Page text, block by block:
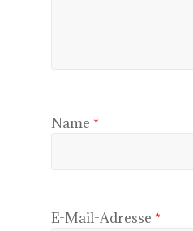
Name *
E-Mail-Adresse *